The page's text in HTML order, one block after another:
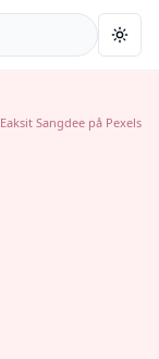
Eaksit Sangdee på Pexels